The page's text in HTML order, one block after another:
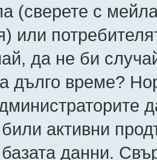
(сверете с
или
да не би
дълго време?
били активни
данни.